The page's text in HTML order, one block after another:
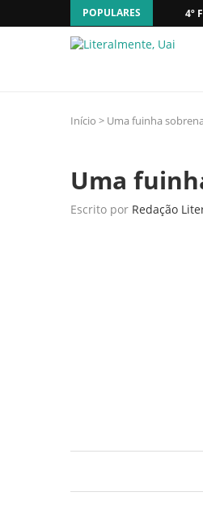
POPULARES 4º
Início > Uma fuinha
Uma
Escrito por Redação